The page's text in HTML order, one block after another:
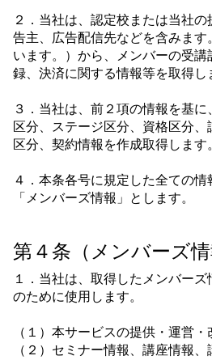
２．当社は、認定校または当社
告主、広告配信先などを含みま
います。）から、メンバーの受
録、決済に関する情報等を取得し
３．当社は、前２項の情報を基
区分、ステージ区分、資格区分
区分、契約情報を作成取得します
４．本条各号に規定した全ての情
「メンバーズ情報」とします。
第４条（メンバーズ情
１．当社は、取得したメンバー
のために使用します。
（１）本サービスの提供・運営・
（２）セミナー情報、講座情報